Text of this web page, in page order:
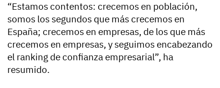
“Estamos contentos: crecemos en población,
somos los segundos que más crecemos en
España; crecemos en empresas, de los que más
crecemos en empresas, y seguimos encabezando
el ranking de confianza empresarial”, ha
resumido.